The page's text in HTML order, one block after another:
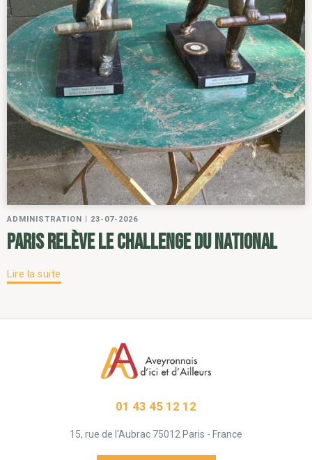
ADMINISTRATION | 23-07-2026
Paris relève le challenge du National
Lire la suite
01 43 45 12 12
15, rue de l'Aubrac 75012 Paris - France